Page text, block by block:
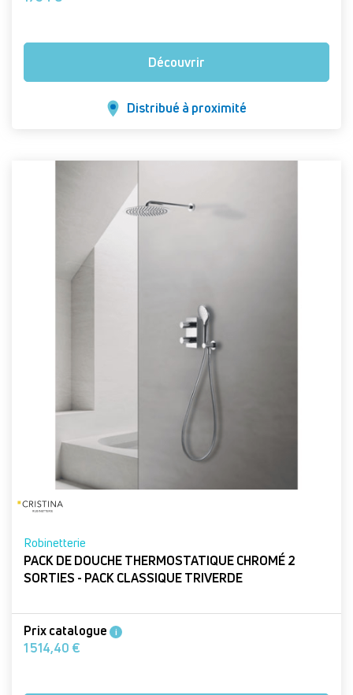
Découvrir
Distribué à proximité
Robinetterie
PACK DE DOUCHE THERMOSTATIQUE CHROMÉ 2
SORTIES - PACK CLASSIQUE TRIVERDE
Prix catalogue i
1 514,40 €